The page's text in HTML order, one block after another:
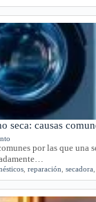
seca: causas
por las que una
reparación secadora